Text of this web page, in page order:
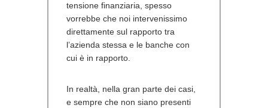
tensione finanziaria, spesso
vorrebbe che noi intervenissimo
direttamente sul rapporto tra
l’azienda stessa e le banche con
cui è in rapporto.
In realtà, nella gran parte dei casi,
e sempre che non siano presenti